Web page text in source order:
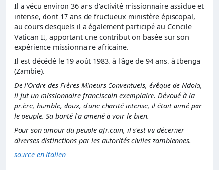
Il a vécu environ 36 ans d'activité missionnaire assidue et
intense, dont 17 ans de fructueux ministère épiscopal,
au cours desquels il a également participé au Concile
Vatican II, apportant une contribution basée sur son
expérience missionnaire africaine.
Il est décédé le 19 août 1983, à l'âge de 94 ans, à Ibenga
(Zambie).
De l'Ordre des Frères Mineurs Conventuels, évêque de Ndola,
il fut un missionnaire franciscain exemplaire. Dévoué à la
prière, humble, doux, d'une charité intense, il était aimé par
le peuple. Sa bonté l'a amené à voir le bien.
Pour son amour du peuple africain, il s'est vu décerner
diverses distinctions par les autorités civiles zambiennes.
source en italien